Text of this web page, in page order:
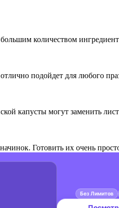
количеством
подойдет для любого
капусты могут заменить
Готовить их очень